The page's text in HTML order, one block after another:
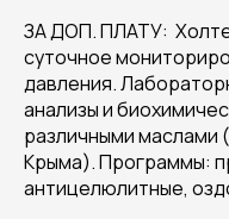
ЗА ДОП. ПЛАТУ:
суточное
давления.
анализы и
различными маслами
Крыма). Программы:
антицелюлитные,